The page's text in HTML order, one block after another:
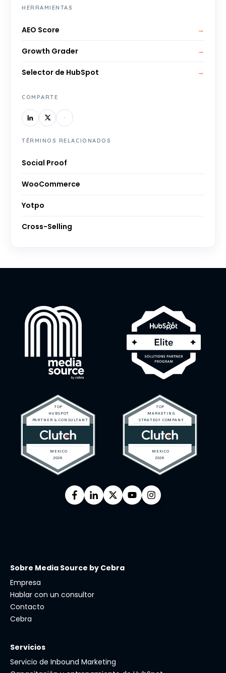
HERRAMIENTAS
AEO Score →
Growth Grader →
Selector de HubSpot →
COMPARTE
TÉRMINOS RELACIONADOS
Social Proof
WooCommerce
Yotpo
Cross-Selling
Sobre Media Source by Cebra
Empresa
Hablar con un consultor
Contacto
Cebra
Servicios
Servicio de Inbound Marketing